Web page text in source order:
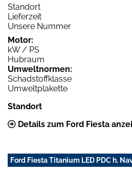
Standort
Lieferzeit
Unsere Nummer
Motor:
kW / PS
Hubraum
Umweltnormen:
Schadstoffklasse
Umweltplakette
Standort
Details zum Ford Fiesta
Ford Fiesta Titanium LED PDC h.